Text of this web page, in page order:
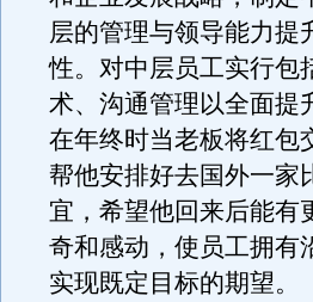
层的管理与领导能力提
性。对中层员工实行包
术、沟通管理以全面提
在年终时当老板将红包
帮他安排好去国外一家
宜，希望他回来后能有
奇和感动，使员工拥有
实现既定目标的期望。